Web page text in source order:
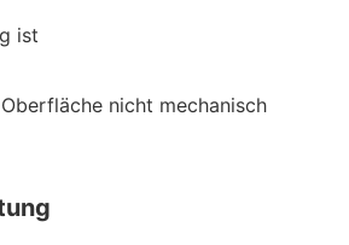
ist
nicht mechanisch